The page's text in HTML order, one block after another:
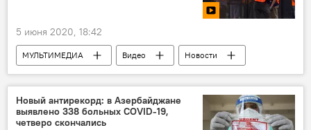
5 июня 2020, 18:42
МУЛЬТИМЕДИА Видео
Новости
Новости мира
ЖИЗНЬ
Новый антирекорд: в Азербайджане
выявлено 338 больных COVID-19,
четверо скончались